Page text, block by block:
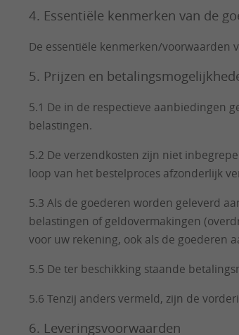
4. Essentiële kenmerken van de
De essentiële kenmerken/
5. Prijzen en
5.1 De in de respectieve aanbiedingen
belastingen.
5.2 De verzendkosten zijn niet
loop van het bestelproces afzonderlijk
5.3 Als de goederen worden geleverd
belastingen of geldovermakingen
voor uw rekening, ook als de goederen
5.5 De ter beschikking staande
5.6 Tenzij anders vermeld, zijn de
6. Leveringsvoorwaarden